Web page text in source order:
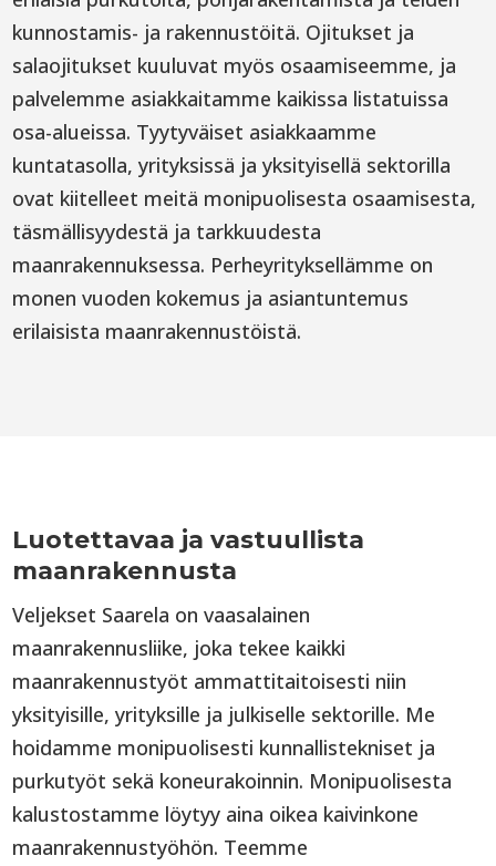
kunnostamis- ja rakennustöitä. Ojitukset ja
salaojitukset kuuluvat myös osaamiseemme, ja
palvelemme asiakkaitamme kaikissa listatuissa
osa-alueissa. Tyytyväiset asiakkaamme
kuntatasolla, yrityksissä ja yksityisellä sektorilla
ovat kiitelleet meitä monipuolisesta osaamisesta,
täsmällisyydestä ja tarkkuudesta
maanrakennuksessa. Perheyrityksellämme on
monen vuoden kokemus ja asiantuntemus
erilaisista maanrakennustöistä.
Luotettavaa ja vastuullista
maanrakennusta
Veljekset Saarela on vaasalainen
maanrakennusliike, joka tekee kaikki
maanrakennustyöt ammattitaitoisesti niin
yksityisille, yrityksille ja julkiselle sektorille. Me
hoidamme monipuolisesti kunnallistekniset ja
purkutyöt sekä koneurakoinnin. Monipuolisesta
kalustostamme löytyy aina oikea kaivinkone
maanrakennustyöhön. Teemme